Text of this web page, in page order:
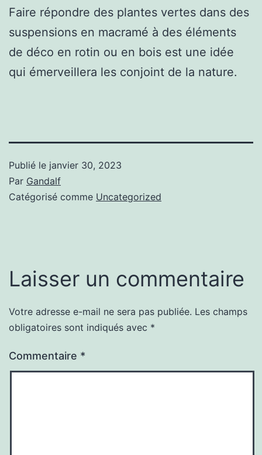
Faire répondre des plantes vertes dans des
suspensions en macramé à des éléments
de déco en rotin ou en bois est une idée
qui émerveillera les conjoint de la nature.
Publié le janvier 30, 2023
Par Gandalf
Catégorisé comme Uncategorized
Laisser un commentaire
Votre adresse e-mail ne sera pas publiée. Les champs
obligatoires sont indiqués avec *
Commentaire *